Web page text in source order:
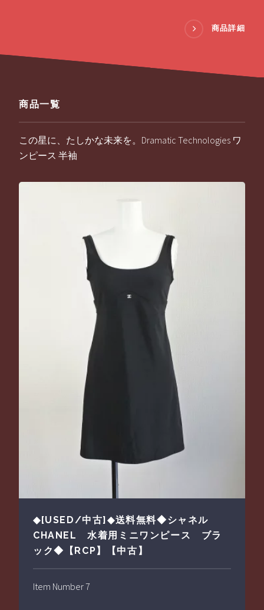
商品詳細
商品一覧
この星に、たしかな未来を。Dramatic Technologies ワ
ンピース 半袖
◆[USED/中古]◆送料無料◆シャネル
CHANEL 水着用ミニワンピース ブラ
ック◆【RCP】【中古】
Item Number 7